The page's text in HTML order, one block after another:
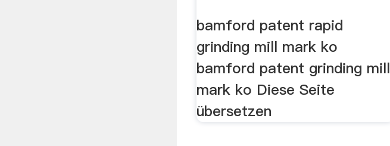
bamford patent rapid
grinding mill mark ko
bamford patent grinding mill
mark ko Diese Seite
übersetzen